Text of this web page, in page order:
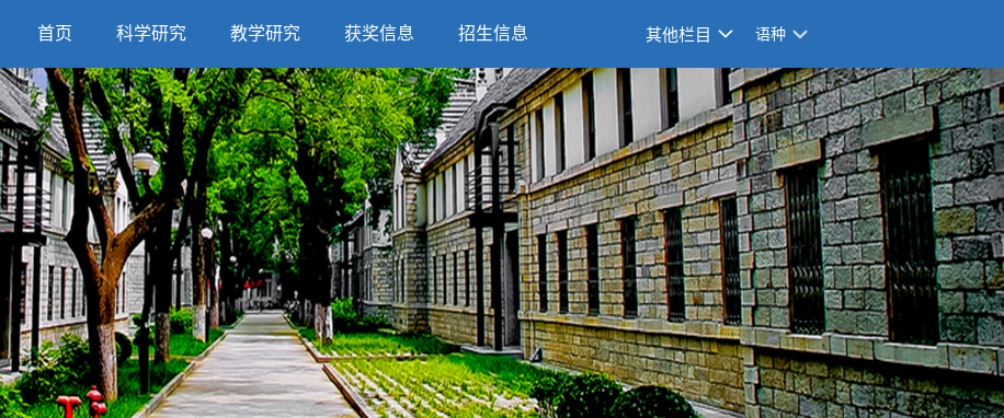
首页 科学研究 教学研究 获奖信息 招生信息 其他栏目 语种